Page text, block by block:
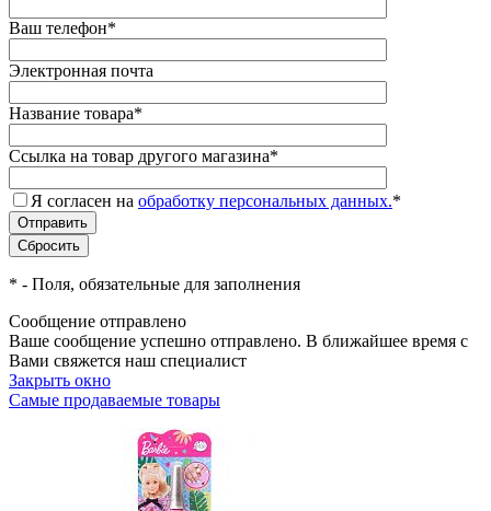
Ваш телефон*
Электронная почта
Название товара*
Ссылка на товар другого магазина*
Я согласен на обработку персональных данных.*
* - Поля, обязательные для заполнения
Сообщение отправлено
Ваше сообщение успешно отправлено. В ближайшее время с
Вами свяжется наш специалист
Закрыть окно
Самые продаваемые товары